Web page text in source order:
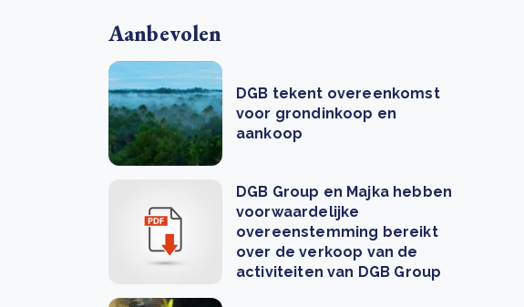
Aanbevolen
DGB tekent overeenkomst
voor grondinkoop en
aankoop
DGB Group en Majka hebben
voorwaardelijke
overeenstemming bereikt
over de verkoop van de
activiteiten van DGB Group